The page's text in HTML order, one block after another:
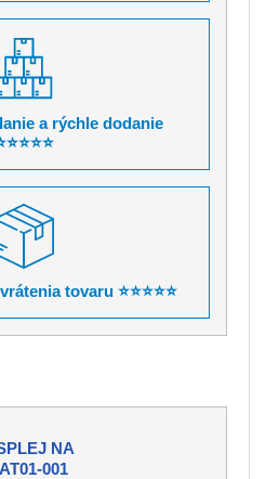
a rýchle dodanie
tovaru ⭐⭐⭐⭐⭐
NA
001